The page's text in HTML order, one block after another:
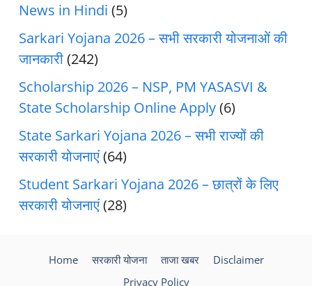
News in Hindi (5)
Sarkari Yojana 2026 – सभी सरकारी योजनाओं की
जानकारी(242)
Scholarship 2026 – NSP, PM YASASVI &
State Scholarship Online Apply(6)
State Sarkari Yojana 2026 – सभी राज्यों की
सरकारी योजनाएं(64)
Student Sarkari Yojana 2026 – छात्रों के लिए
सरकारी योजनाएं(28)
Home सरकारी योजना ताजा खबर
Disclaimer
Privacy Policy